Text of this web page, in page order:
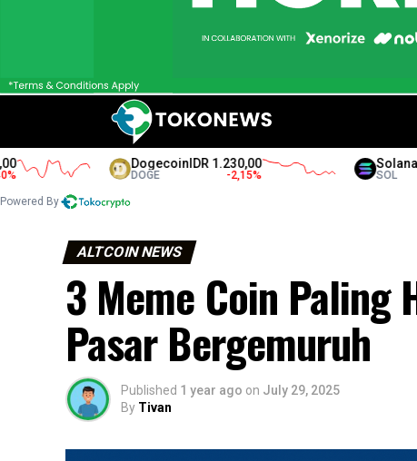
DogecoinIDR 1.230,00
DOGE -2,15
Solana IDR
SOL
Powered By
ALTCOIN NEWS
3 Meme Coin
Pasar Bergemuruh
Published 1 year ago on July 29, 2025
By Tivan